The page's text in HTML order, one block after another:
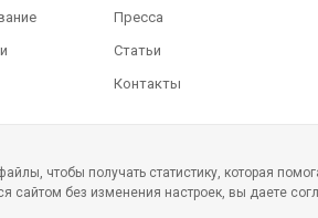
Пресса
Статьи
Контакты
защищены. Интернет-магазин детских
чтобы получать статистику, которая
сайтом без изменения настроек, вы даете